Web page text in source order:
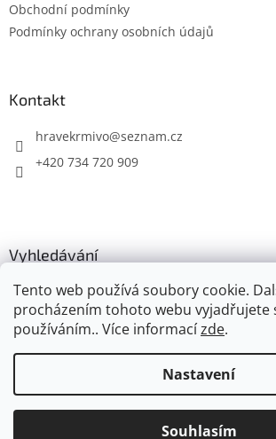
Tento web používá soubory cookie.
procházením tohoto webu vyjadřujete
používáním.. Více informacízde.
Nastavení
Souhlasím
Obchodní podmínky
Podmínky ochrany osobních údajů
Kontakt
hravekrmivo@seznam.cz
+420 734 720 909
Vyhledávání
HLEDAT
Vytvořil Shoptet
Hravé krmivo. Všechna